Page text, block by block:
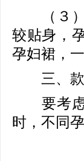
（３）
较贴身，
孕妇裙，
三、款
要考虑
时，不同